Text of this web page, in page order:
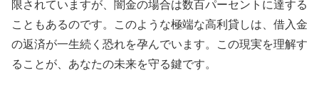
限されていますが、闇金の場合は数百パーセントに達する
こともあるのです。このような極端な高利貸しは、借入金
の返済が一生続く恐れを孕んでいます。この現実を理解す
ることが、あなたの未来を守る鍵です。